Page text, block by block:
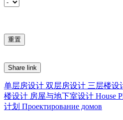
Share link
单层房设计 双层房设计 三层楼设
楼设计 房屋与地下室设计 House
计划 Проектирование домов